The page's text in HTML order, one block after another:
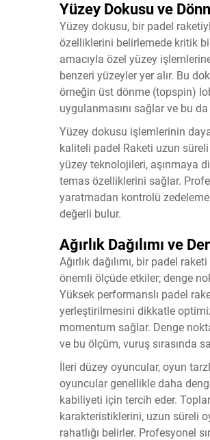
Yüzey Dokusu ve
Yüzey dokusu, bir padel
özelliklerini belirlemede kritik
amacıyla özel yüzey
benzeri yüzeyler yer alır. Bu
örneğin üst dönme (topspin)
uygulanmasını sağlar ve bu
Yüzey dokusu işlemlerinin
kaliteli padel Raketi uzun
yüzey teknolojileri, aşınmaya
temas özelliklerini sağlar.
yaratmadan kontrolü
değerli bulur.
Ağırlık Dağılımı ve
Ağırlık dağılımı, bir padel
önemli ölçüde etkiler; denge
Yüksek performanslı padel
yerleştirilmesini dikkatle
momentum sağlar. Denge
ve bu ölçüm, vuruş sırasında
İleri düzey oyuncular, oyun
oyuncular genellikle daha
kabiliyeti için tercih eder.
karakteristiklerini, uzun süreli
rahatlığı belirler. Profesyonel